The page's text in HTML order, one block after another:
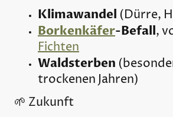
Klimawandel (Dürre,
Borkenkäfer-Befall,
Fichten
Waldsterben
trockenen Jahren)
🌱 Zukunft